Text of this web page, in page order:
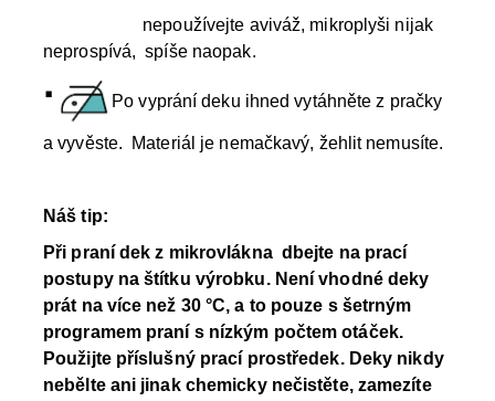
nepoužívejte aviváž, mikroplyši nijak
neprospívá, spíše naopak.
· Po vyprání deku ihned vytáhněte z pračky
a vyvěste. Materiál je nemačkavý, žehlit nemusíte.
Náš tip:
Při praní dek z mikrovlákna dbejte na prací
postupy na štítku výrobku. Není vhodné deky
prát na více než 30 °C, a to pouze s šetrným
programem praní s nízkým počtem otáček.
Použijte příslušný prací prostředek. Deky nikdy
nebělte ani jinak chemicky nečistěte, zamezíte